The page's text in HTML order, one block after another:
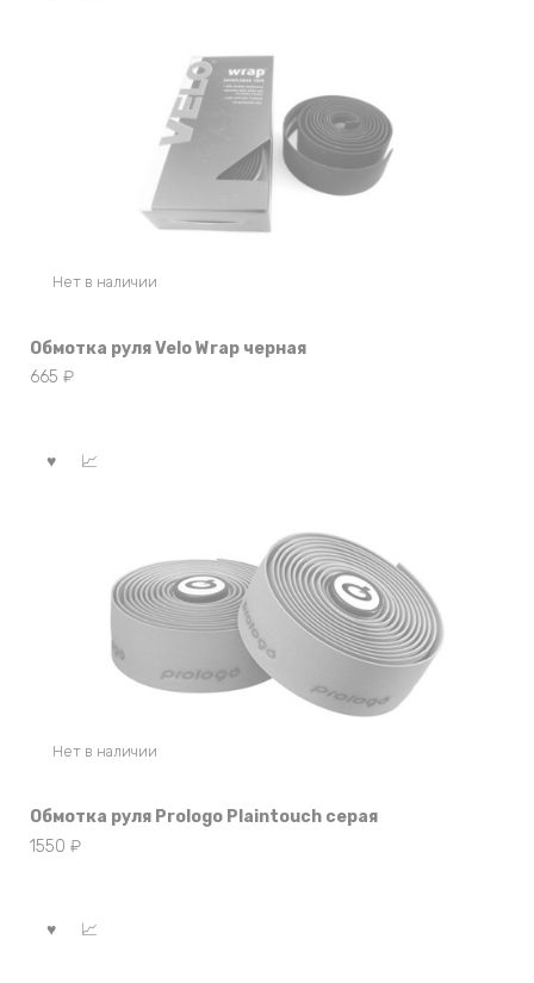
Нет в наличии
Обмотка руля Velo Wrap черная
665 ₽
Нет в наличии
Обмотка руля Prologo Plaintouch серая
1550 ₽